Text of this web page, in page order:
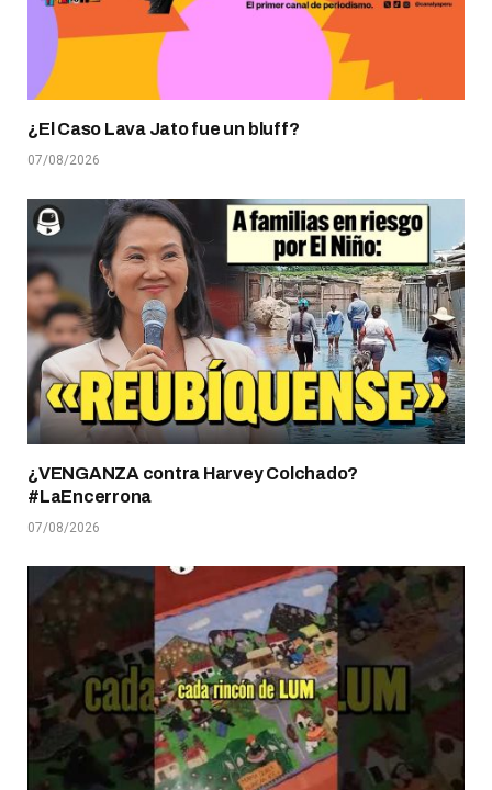
¿El Caso Lava Jato fue un bluff?
07/08/2026
¿VENGANZA contra Harvey Colchado?
#LaEncerrona
07/08/2026